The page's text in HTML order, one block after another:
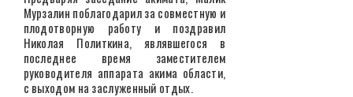
Мурзалин поблагодарил за совместную и
плодотворную работу и поздравил
Николая Политкина, являвшегося в
последнее время заместителем
руководителя аппарата акима области,
с выходом на заслуженный отдых.